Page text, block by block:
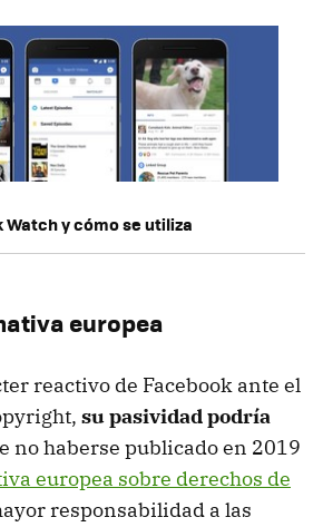
Watch y cómo se utiliza
europea
reactivo de Facebook ante el
su pasividad podría
no haberse publicado en 2019
europea sobre derechos de
responsabilidad a las